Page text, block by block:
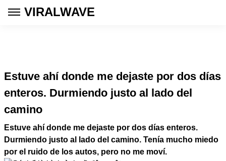
VIRALWAVE
Estuve ahí donde me dejaste por dos días
enteros. Durmiendo justo al lado del
camino
Estuve ahí donde me dejaste por dos días enteros.
Durmiendo justo al lado del camino. Tenía mucho miedo
por el ruido de los autos, pero no me moví.